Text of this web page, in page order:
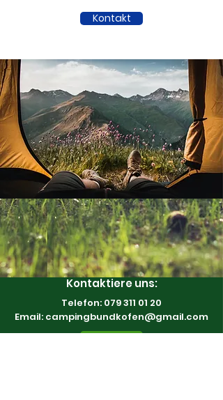
Kontakt
Kontaktiere uns:
Telefon: 079 311 01 20
Email: campingbundkofen@gmail.com
Kontakt